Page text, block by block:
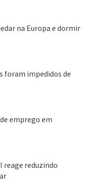
na Europa e dormir
foram impedidos de
emprego em
reage reduzindo